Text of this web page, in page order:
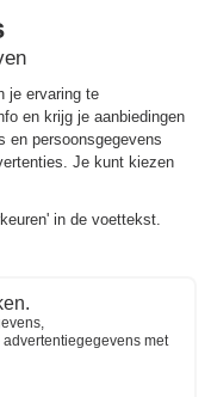
4 8621 CV